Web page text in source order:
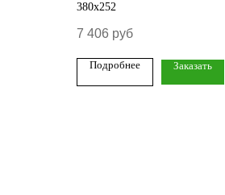
380х252
7 406 руб
Подробнее Заказать